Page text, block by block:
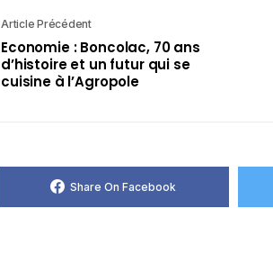
Article Précédent
Economie : Boncolac, 70 ans
d’histoire et un futur qui se
cuisine à l’Agropole
Share On Facebook